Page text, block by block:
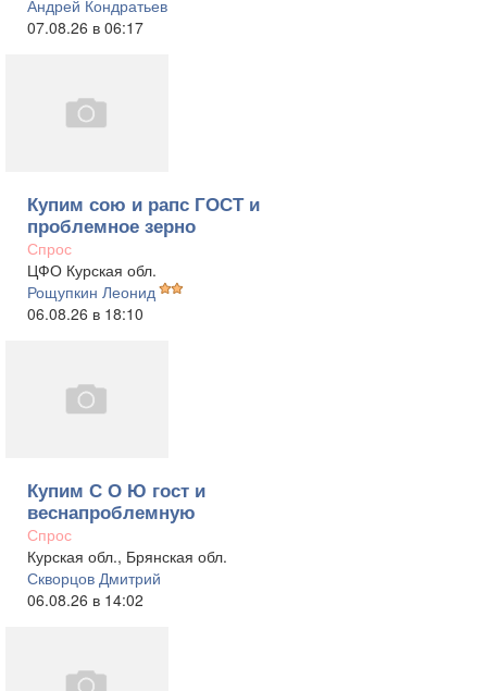
Андрей Кондратьев
07.08.26 в 06:17
Купим сою и рапс ГОСТ и
проблемное зерно
Спрос
ЦФО Курская обл.
Рощупкин Леонид
06.08.26 в 18:10
Купим С О Ю гост и
веснапроблемную
Спрос
Курская обл., Брянская обл.
Скворцов Дмитрий
06.08.26 в 14:02